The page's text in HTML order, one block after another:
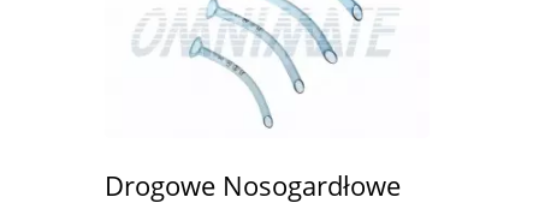
Drogowe Nosogardłowe